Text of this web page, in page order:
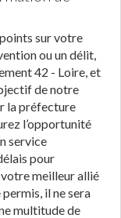
sur votre
ou un délit,
42 - Loire, et
de notre
la préfecture
l’opportunité
service
pour
meilleur allié
il ne sera
multitude de